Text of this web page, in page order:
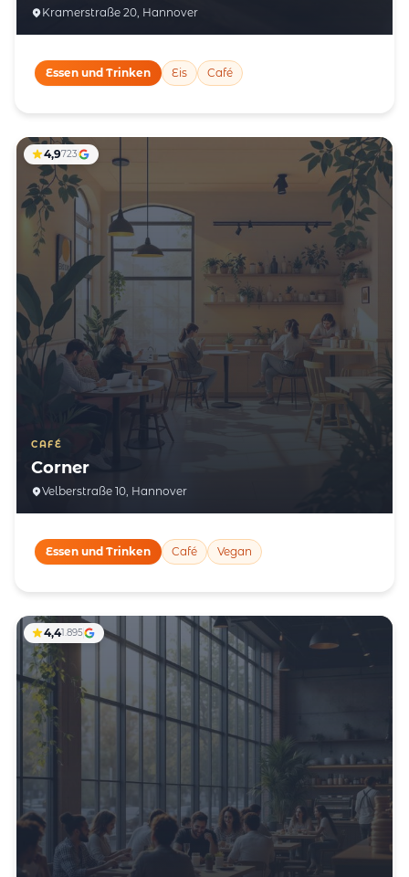
Kramerstraße 20, Hannover
Essen und Trinken Eis Café
CAFÉ
Corner
Velberstraße 10, Hannover
4,9723
Essen und Trinken Café Vegan
4,41.895